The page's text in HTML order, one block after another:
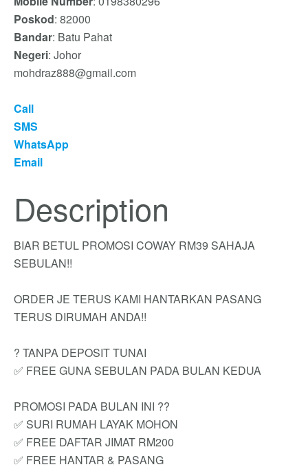
Poskod: 82000
Bandar: Batu Pahat
Negeri: Johor
mohdraz888@gmail.com
Call
SMS
WhatsApp
Email
Description
BIAR BETUL PROMOSI COWAY RM39 SAHAJA
SEBULAN!!
ORDER JE TERUS KAMI HANTARKAN PASANG
TERUS DIRUMAH ANDA!!
? TANPA DEPOSIT TUNAI
✅ FREE GUNA SEBULAN PADA BULAN KEDUA
PROMOSI PADA BULAN INI ??
✅ SURI RUMAH LAYAK MOHON
✅ FREE DAFTAR JIMAT RM200
✅ FREE HANTAR & PASANG